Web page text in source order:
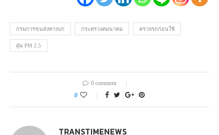
กรมการขนส่งทางบก กระทรวงคมนาคม ตรวจรถก่อนใช้
ฝุ่น PM 2.5
0 comment
0
TRANSTIMENEWS